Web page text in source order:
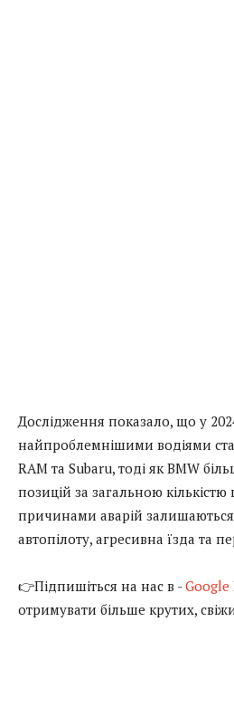
Дослідження показало, що у
найпроблемнішими водіями
RAM та Subaru, тоді як BMW
позицій за загальною
причинами аварій
автопілоту, агресивна їзда та
👉Підпишіться на нас в -
отримувати більше крутих,